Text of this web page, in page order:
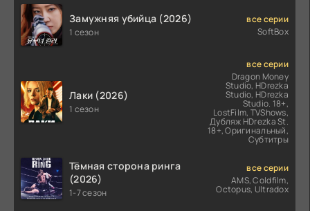
Замужняя убийца (2026)
1 сезон
все серии
SoftBox
Лаки (2026)
1 сезон
все серии
Dragon Money
Studio, HDrezka
Studio, HDrezka
Studio. 18+,
LostFilm, TVShows,
Дубляж HDrezka St.
18+, Оригинальный,
Субтитры
Тёмная сторона ринга
(2026)
1-7 сезон
все серии
AMS, Coldfilm,
Octopus, Ultradox